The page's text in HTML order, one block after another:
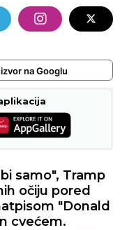
na Googlu
samo", Tramp
očiju pored
"Donald
cvećem.